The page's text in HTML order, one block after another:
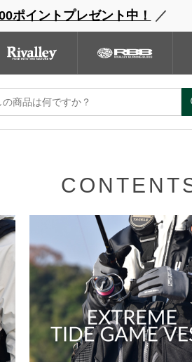
ポイントプレゼント中！ ／
ブランドサイト